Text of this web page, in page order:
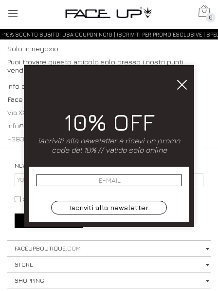
0
-10% SCONTO SUBITO: USA COUPON NC10 | ISCRIVITI PER PROMO ESCLUSIVE |
Solo in negozio
Puoi trovare questo articolo solo presso i nostri punti
vendita:
Info contatti
Face up
Via XXXI Maggio 23/25 80027 Frattamaggiore (NA)
info@faceupboutique.com, faceupnegozio@gmail.com
+393920340990 0818312915
NEWSLETTER
PRIVACY POLICY
SIGN UP ⟩
FACEUPBOUTIQUE.COM
STORE
SHOPPING
10% OFF
iscriviti alla newsletter e ricevi un promo
code del 10% // valido solo online
Iscriviti alla newsletter